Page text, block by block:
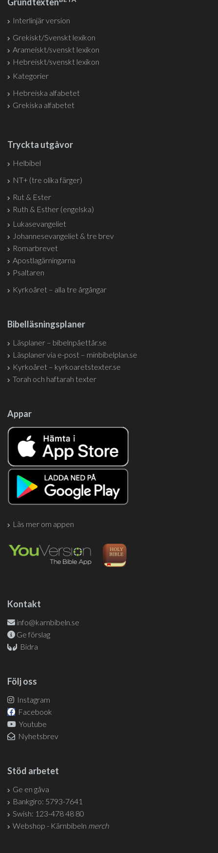
Interlinjär version
Grekiskt/Svenskt lexikon
Arameiskt/svenskt lexikon
Hebreiskt/svenskt lexikon
Kategorier
Hebreiska alfabetet
Grekiska alfabetet
Tryckta utgåvor
Helbibel
NT+ (tre olika färger)
Rut & Ester
Ruth & Esther (engelska)
Lukasevangeliet
Johannesevangeliet & tre brev
Romarbrevet
Apostlagärningarna
Psaltaren
Kyrkoåret – alla tre årgångar
Bibelläsningsplaner
Läsplaner – bibelnpåettår.se
Läsplaner via e-post – minbibelplan.se
Kyrkoåret – kyrkoaretstexter.se
Torah och haftarah texter
Appar
Läs mer om appen
Kontakt
info@karnbibeln.se
Ge förslag
Bidra
Följ oss
Instagram
Facebook
Youtube
Nyhetsbrev
Stöd arbetet
Ge en gåva
Bankgiro: 5793-7641
Swish: 123-478 48 80
Webshop - Kärnbibeln merch